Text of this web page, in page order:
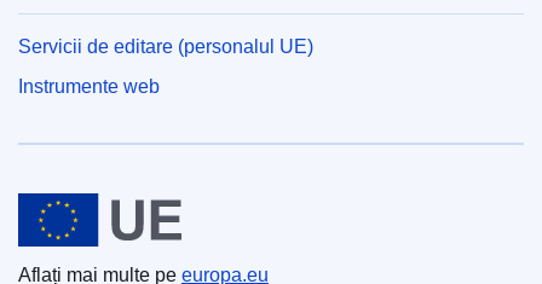
Servicii de editare (personalul UE)
Instrumente web
Uniunea Europeană
Aflați mai multe pe europa.eu